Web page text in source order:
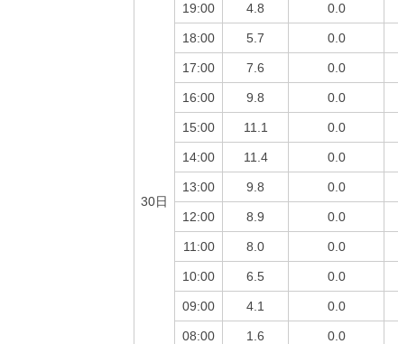
30日
19:00 4.8 0.0
18:00 5.7 0.0
17:00 7.6 0.0
16:00 9.8 0.0
15:00 11.1 0.0
14:00 11.4 0.0
13:00 9.8 0.0
12:00 8.9 0.0
11:00 8.0 0.0
10:00 6.5 0.0
09:00 4.1 0.0
08:00 1.6 0.0